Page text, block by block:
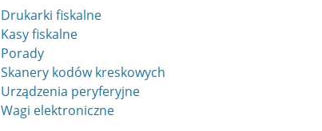
Drukarki fiskalne
Kasy fiskalne
Porady
Skanery kodów kreskowych
Urządzenia peryferyjne
Wagi elektroniczne